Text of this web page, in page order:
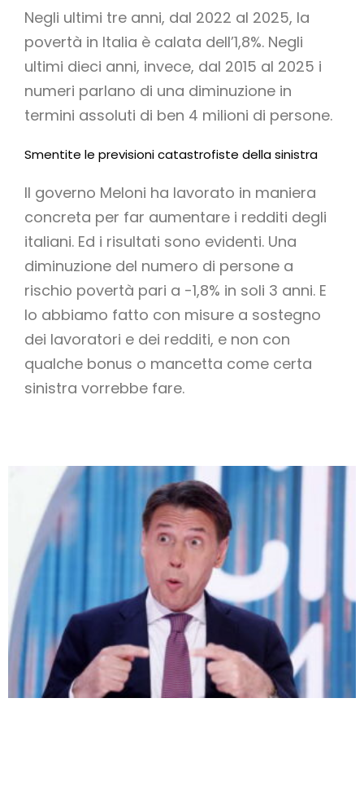
Negli ultimi tre anni, dal 2022 al 2025, la
povertà in Italia è calata dell’1,8%. Negli
ultimi dieci anni, invece, dal 2015 al 2025 i
numeri parlano di una diminuzione in
termini assoluti di ben 4 milioni di persone.
Smentite le previsioni catastrofiste della sinistra
Il governo Meloni ha lavorato in maniera
concreta per far aumentare i redditi degli
italiani. Ed i risultati sono evidenti. Una
diminuzione del numero di persone a
rischio povertà pari a -1,8% in soli 3 anni. E
lo abbiamo fatto con misure a sostegno
dei lavoratori e dei redditi, e non con
qualche bonus o mancetta come certa
sinistra vorrebbe fare.